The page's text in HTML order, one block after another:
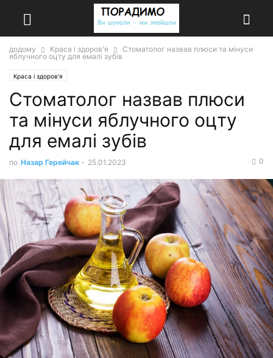
додому Краса і здоров'я
Стоматолог назвав плюси та мінуси
яблучного оцту для емалі зубів
Краса і здоров'я
Стоматолог назвав плюси
та мінуси яблучного оцту
для емалі зубів
по Назар Герейчак - 25.01.2023 0